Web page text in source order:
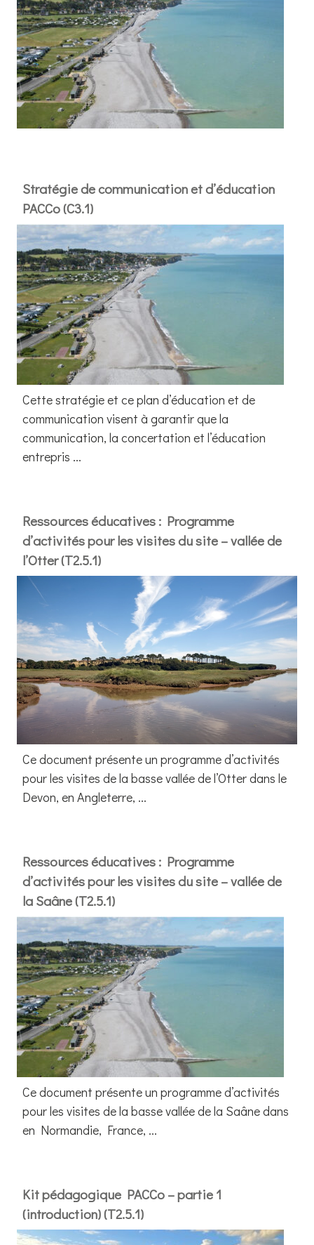
Stratégie de communication et d’éducation
PACCo (C3.1)
Cette stratégie et ce plan d’éducation et de
communication visent à garantir que la
communication, la concertation et l’éducation
entrepris ...
Ressources éducatives : Programme
d’activités pour les visites du site – vallée de
l’Otter (T2.5.1)
Ce document présente un programme d’activités
pour les visites de la basse vallée de l’Otter dans le
Devon, en Angleterre, ...
Ressources éducatives : Programme
d’activités pour les visites du site – vallée de
la Saâne (T2.5.1)
Ce document présente un programme d’activités
pour les visites de la basse vallée de la Saâne dans
en Normandie, France, ...
Kit pédagogique PACCo – partie 1
(introduction) (T2.5.1)